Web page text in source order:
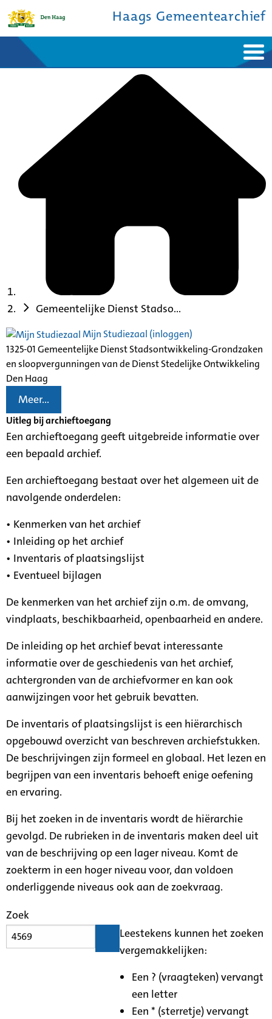
Haags Gemeentearchief
Bronnen en collecties
Gemeentelijke Dienst Stadso...
Mijn Studiezaal (inloggen)
1325-01 Gemeentelijke Dienst Stadsontwikkeling-Grondzaken
en sloopvergunningen van de Dienst Stedelijke Ontwikkeling
Den Haag
Meer...
Uitleg bij archieftoegang
Een archieftoegang geeft uitgebreide informatie over
een bepaald archief.
Een archieftoegang bestaat over het algemeen uit de
navolgende onderdelen:
• Kenmerken van het archief
• Inleiding op het archief
• Inventaris of plaatsingslijst
• Eventueel bijlagen
De kenmerken van het archief zijn o.m. de omvang,
vindplaats, beschikbaarheid, openbaarheid en andere.
De inleiding op het archief bevat interessante
informatie over de geschiedenis van het archief,
achtergronden van de archiefvormer en kan ook
aanwijzingen voor het gebruik bevatten.
De inventaris of plaatsingslijst is een hiërarchisch
opgebouwd overzicht van beschreven archiefstukken.
De beschrijvingen zijn formeel en globaal. Het lezen en
begrijpen van een inventaris behoeft enige oefening
en ervaring.
Bij het zoeken in de inventaris wordt de hiërarchie
gevolgd. De rubrieken in de inventaris maken deel uit
van de beschrijving op een lager niveau. Komt de
zoekterm in een hoger niveau voor, dan voldoen
onderliggende niveaus ook aan de zoekvraag.
Zoek
Leestekens kunnen het zoeken
vergemakkelijken:
Een ? (vraagteken) vervangt
een letter
Een * (sterretje) vervangt